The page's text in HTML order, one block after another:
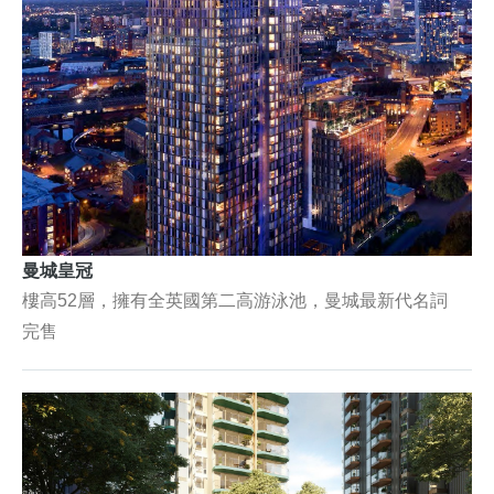
曼城皇冠
樓高52層，擁有全英國第二高游泳池，曼城最新代名詞
完售